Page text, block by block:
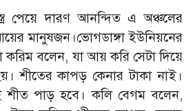
পেয়ে দারণ আনন্দিত এ অঞ্চলের
মানুষজন।ভোগডাঙ্গা ইউনিয়নের
করিম বলেন, যা আয় করি সেটা দিয়ে
শীতের কাপড় কেনার টাকা নাই।
পাড় হবে। কলি বেগম বলেন,